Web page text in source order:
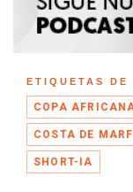
ETIQUETAS DE
COPA
COSTA DE
SHORT-IA